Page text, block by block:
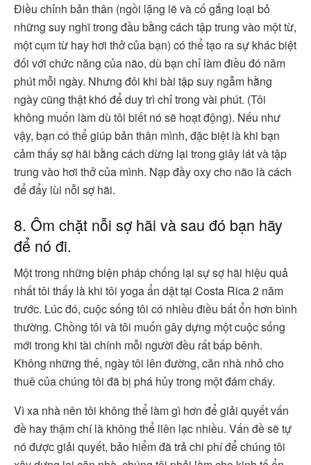
Điều chỉnh bản thân (ngồi lặng lẽ và cố gắng loại bỏ
những suy nghĩ trong đầu bằng cách tập trung vào một từ,
một cụm từ hay hơi thở của bạn) có thể tạo ra sự khác biệt
đối với chức năng của não, dù bạn chỉ làm điều đó năm
phút mỗi ngày. Nhưng đôi khi bài tập suy ngẫm hằng
ngày cũng thật khó để duy trì chỉ trong vài phút. (Tôi
không muốn làm dù tôi biết nó sẽ hoạt động). Nếu như
vậy, bạn có thể giúp bản thân mình, đặc biệt là khi bạn
cảm thấy sợ hãi bằng cách dừng lại trong giây lát và tập
trung vào hơi thở của mình. Nạp đầy oxy cho não là cách
để đẩy lùi nỗi sợ hãi.
8. Ôm chặt nỗi sợ hãi và sau đó bạn hãy
để nó đi.
Một trong những biện pháp chống lại sự sợ hãi hiệu quả
nhất tôi thấy là khi tôi yoga ẩn dật tại Costa Rica 2 năm
trước. Lúc đó, cuộc sống tôi có nhiều điều bất ổn hơn bình
thường. Chồng tôi và tôi muốn gây dựng một cuộc sống
mới trong khi tài chính mỗi người đều rất bấp bênh.
Không những thế, ngày tôi lên đường, căn nhà nhỏ cho
thuê của chúng tôi đã bị phá hủy trong một đám cháy.
Vì xa nhà nên tôi không thể làm gì hơn để giải quyết vấn
đề hay thậm chí là không thể liên lạc nhiều. Vấn đề sẽ tự
nó được giải quyết, bảo hiểm đã trả chi phí để chúng tôi